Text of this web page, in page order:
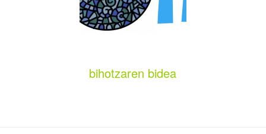
bihotzaren bidea